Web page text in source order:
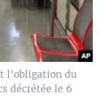
l'obligation du
décrétée le 6